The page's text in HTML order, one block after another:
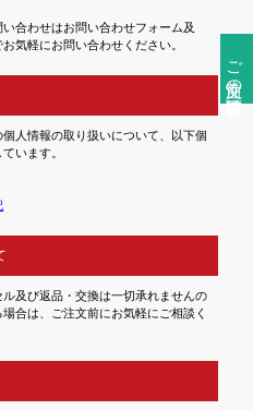
ご注文前の確認事項
合わせはお問い合わせフォーム及
気軽にお問い合わせください。
人情報の取り扱いについて、以下個
います。
及び返品・交換は一切承れませんの
合は、ご注文前にお気軽にご相談く